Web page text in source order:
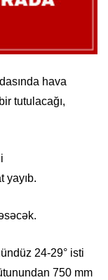
hava
tutulacağı,
yayıb.
24-29° isti
750 mm